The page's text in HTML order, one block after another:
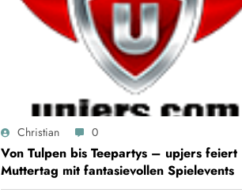
Christian 0
Von Tulpen bis Teepartys – upjers feiert
Muttertag mit fantasievollen Spielevents